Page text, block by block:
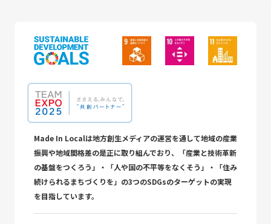
Made In Localは地方創生メディアの運営を通して地域の産業
振興や地域間格差の是正に取り組んでおり、「産業と技術革新
の基盤をつくろう」・「人や国の不平等をなくそう」・「住み
続けられるまちづくりを」の3つのSDGsのターゲットの実現
を目指しています。